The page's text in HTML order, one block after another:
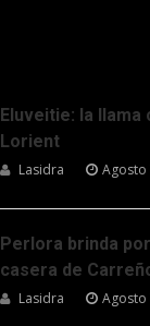
Eluveitie: la llama
Lorient
Lasidra Agosto
Perlora brinda
casera de
Lasidra Agosto